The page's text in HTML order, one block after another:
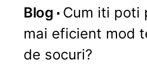
Blog
Cum iti poti
mai eficient mod
de socuri?